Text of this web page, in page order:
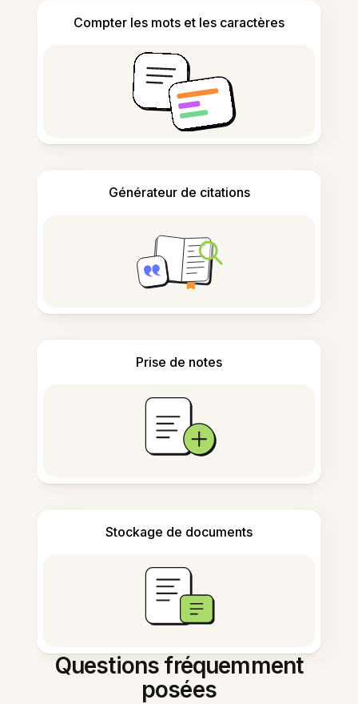
Compter les mots et les caractères
Générateur de citations
Prise de notes
Stockage de documents
Questions fréquemment
posées